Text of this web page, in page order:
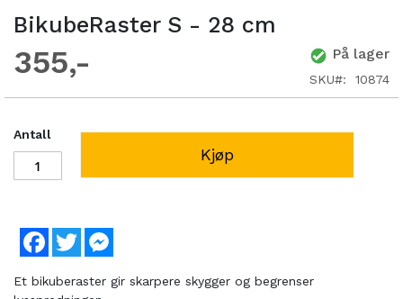
BikubeRaster S - 28 cm
355 På lager
SKU 10874
Antall
Kjøp
Facebook
Twitter
Et bikuberaster gir skarpere skygger og begrenser